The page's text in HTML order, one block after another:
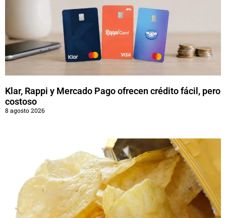
Klar, Rappi y Mercado Pago ofrecen crédito fácil, pero
costoso
8 agosto 2026